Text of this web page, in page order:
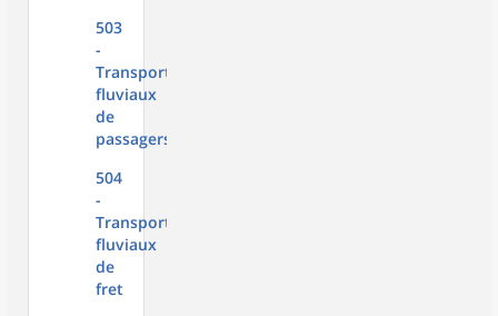
503
-
Transports
fluviaux
de
passagers
504
-
Transports
fluviaux
de
fret